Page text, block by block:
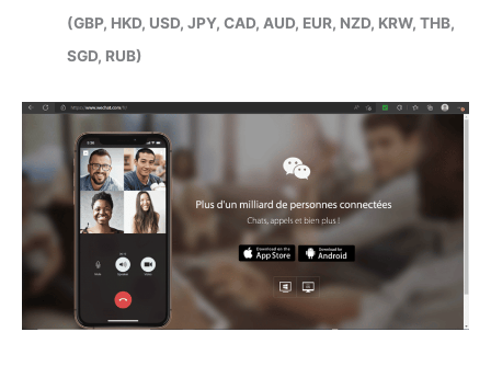
(GBP, HKD, USD, JPY, CAD, AUD, EUR, NZD, KRW, THB,
SGD, RUB)